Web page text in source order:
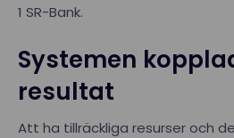
1 SR-Bank.
Systemen
resultat
Att ha tillräckliga resurser och